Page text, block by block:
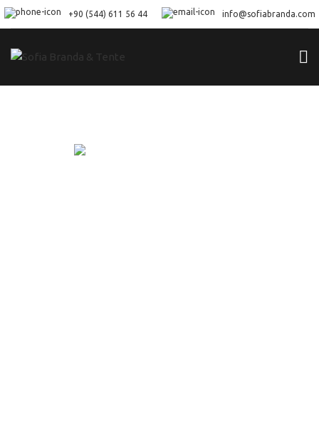
+90 (544) 611 56 44 info@sofiabranda.com